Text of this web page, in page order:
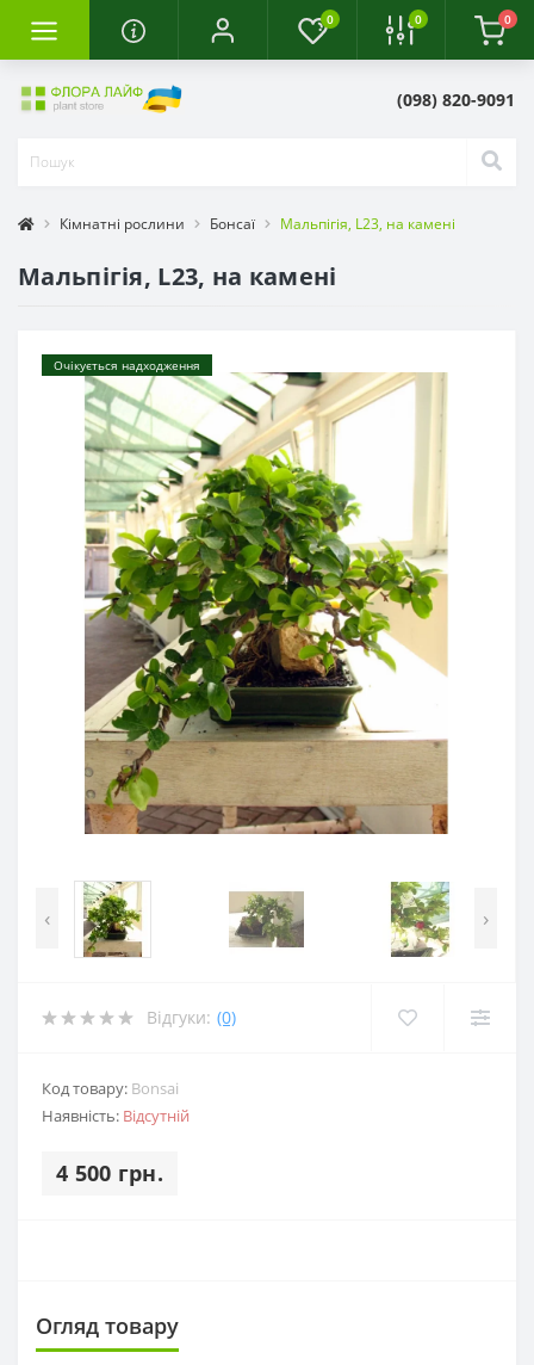
0 0 0
(098) 820-9091
Кімнатні рослини Бонсаї Мальпігія, L23, на камені
Мальпігія, L23, на камені
Очікується надходження
‹ ›
Відгуки: (0)
Код товару: Bonsai
Наявність: Відсутній
4 500 грн.
Огляд товару